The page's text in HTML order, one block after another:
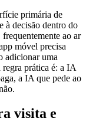
primária de
à decisão dentro do
ao ar
móvel precisa
adicionar uma
regra prática é: a IA
a IA que pede ao
visita e